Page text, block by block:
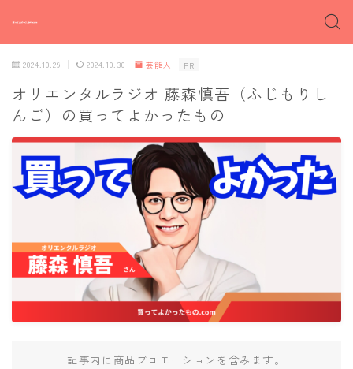
2024.10.29 2024.10.30 芸能人 PR
オリエンタルラジオ 藤森慎吾（ふじもりし
んご）の買ってよかったもの
記事内に商品プロモーションを含みます。